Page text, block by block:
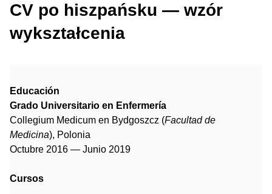
CV po hiszpańsku — wzór
wykształcenia
Educación
Grado Universitario en Enfermería
Collegium Medicum en Bydgoszcz (Facultad de
Medicina), Polonia
Octubre 2016 — Junio 2019
Cursos